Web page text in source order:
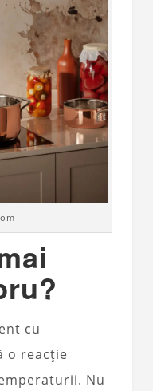
cu
o reacție
Nu